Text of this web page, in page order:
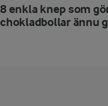
8 enkla knep som
chokladbollar ännu